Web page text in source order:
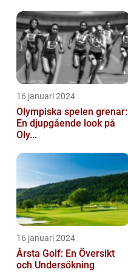
16 januari 2024
Olympiska spelen grenar:
En djupgående look på
Oly...
16 januari 2024
Årsta Golf: En Översikt
och Undersökning